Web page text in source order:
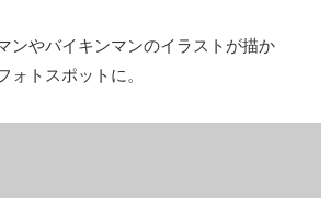
ンやバイキンマンのイラストが描か
ォトスポットに。